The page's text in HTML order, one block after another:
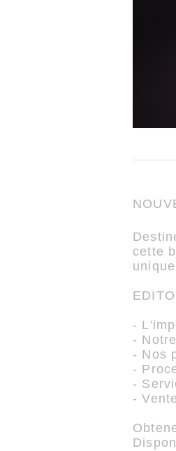
cette
EDITO
-
-
- Nos
-
-
-